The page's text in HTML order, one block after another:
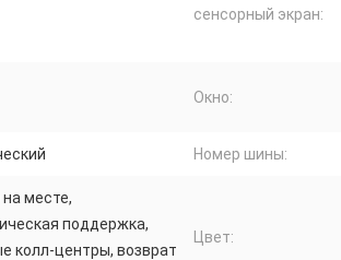
сенсорный экран:
Окно:
Номер шины:
месте,
поддержка,
колл-центры, возврат
Цвет: